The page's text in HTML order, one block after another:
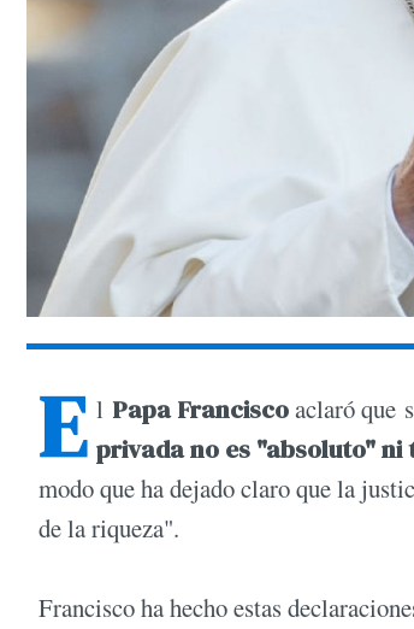
E l Papa Franciscoaclaró que
privada no es "absoluto"
modo que ha dejado claro que la
de la riqueza".
Francisco ha hecho estas